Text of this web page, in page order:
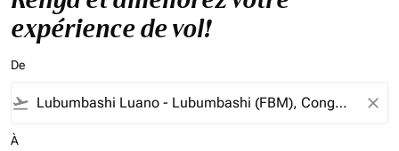
expérience de vol!
De
flight_takeoff close
À